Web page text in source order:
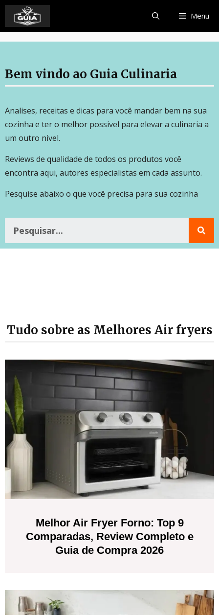
Menu
Bem vindo ao Guia Culinaria
Analises, receitas e dicas para você mandar bem na sua
cozinha e ter o melhor possivel para elevar a culinaria a
um outro nivel.
Reviews de qualidade de todos os produtos você
encontra aqui, autores especialistas em cada assunto.
Pesquise abaixo o que você precisa para sua cozinha
Tudo sobre as Melhores Air fryers
Melhor Air Fryer Forno: Top 9
Comparadas, Review Completo e
Guia de Compra 2026